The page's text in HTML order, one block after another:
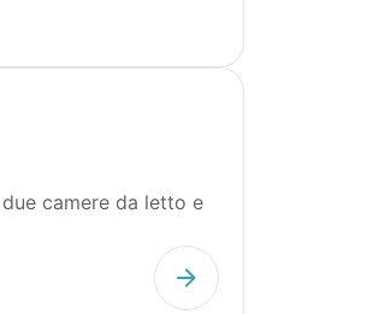
camere da letto e